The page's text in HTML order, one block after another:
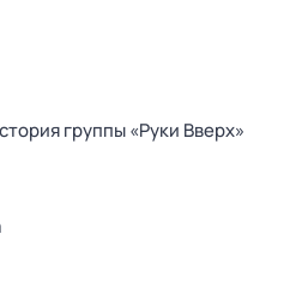
группы «Руки Вверх»